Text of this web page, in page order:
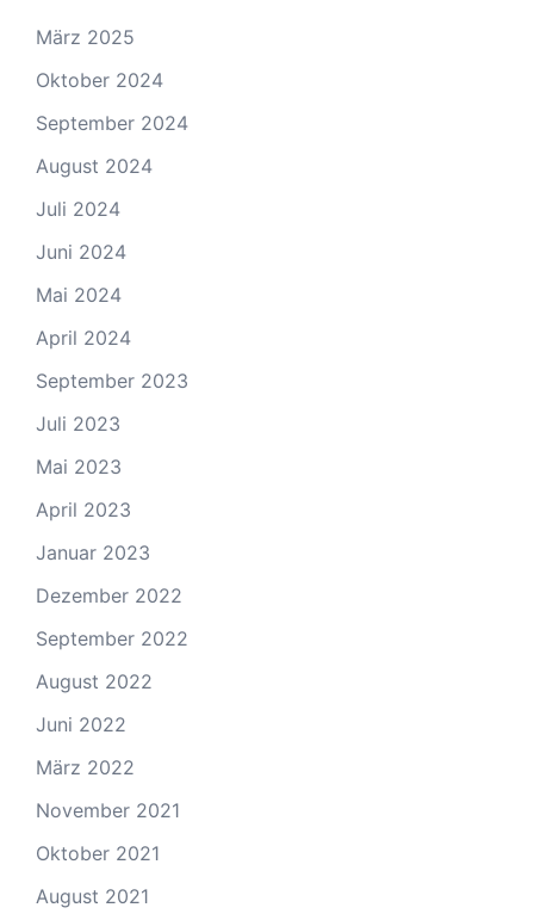
März 2025
Oktober 2024
September 2024
August 2024
Juli 2024
Juni 2024
Mai 2024
April 2024
September 2023
Juli 2023
Mai 2023
April 2023
Januar 2023
Dezember 2022
September 2022
August 2022
Juni 2022
März 2022
November 2021
Oktober 2021
August 2021